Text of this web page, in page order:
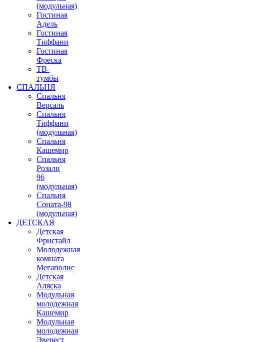
(модульная)
Гостиная
Адель
Гостиная
Тиффани
Гостиная
Фреска
ТВ-
тумбы
СПАЛЬНЯ
Спальня
Версаль
Спальня
Тиффани
(модульная)
Спальня
Кашемир
Спальня
Розали
96
(модульная)
Спальня
Соната-98
(модульная)
ДЕТСКАЯ
Детская
Фристайл
Молодежная
комната
Мегаполис
Детская
Аляска
Модульная
молодежная
Кашемир
Модульная
молодежная
Эверест